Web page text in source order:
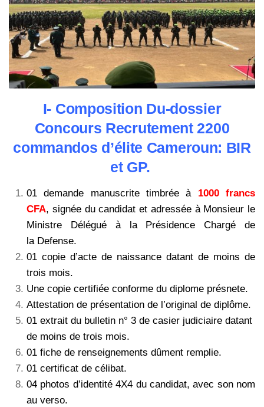
I- Composition Du-dossier
Concours Recrutement 2200
commandos d’élite Cameroun: BIR
et GP.
01 demande manuscrite timbrée à 1000 francs
CFA, signée du candidat et adressée à Monsieur le
Ministre Délégué à la Présidence Chargé de
la Defense.
01 copie d’acte de naissance datant de moins de
trois mois.
Une copie certifiée conforme du diplome présnete.
Attestation de présentation de l’original de diplôme.
01 extrait du bulletin n° 3 de casier judiciaire datant
de moins de trois mois.
01 fiche de renseignements dûment remplie.
01 certificat de célibat.
04 photos d’identité 4X4 du candidat, avec son nom
au verso.